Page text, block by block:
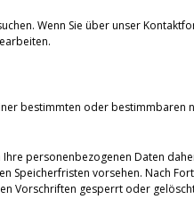
Wenn Sie über unser
bestimmten oder bestimmbaren
personenbezogenen Daten
vorsehen. Nach
Vorschriften gesperrt oder